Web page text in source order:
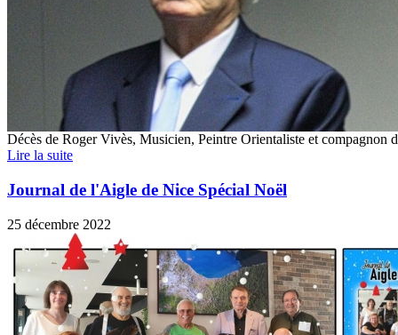
Décès de Roger Vivès, Musicien, Peintre Orientaliste et compagnon
Lire la suite
Journal de l'Aigle de Nice Spécial Noël
25 décembre 2022